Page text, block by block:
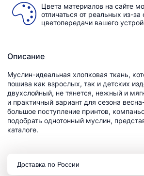
Цвета материалов на сайте
отличаться от реальных из-за
цветопередачи вашего
Описание
Муслин-идеальная хлопковая ткань,
пошива как взрослых, так и детских
двухслойный, не тянется, нежный и
и практичный вариант для сезона
большое поступление принтов,
подобрать однотонный муслин,
каталоге.
Доставка по России